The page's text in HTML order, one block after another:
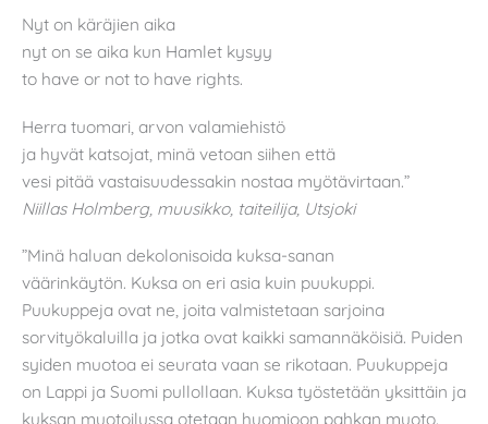
Nyt on käräjien aika
nyt on se aika kun Hamlet kysyy
to have or not to have rights.
Herra tuomari, arvon valamiehistö
ja hyvät katsojat, minä vetoan siihen että
vesi pitää vastaisuudessakin nostaa myötävirtaan.”
Niillas Holmberg, muusikko, taiteilija, Utsjoki
”Minä haluan dekolonisoida kuksa-sanan
väärinkäytön. Kuksa on eri asia kuin puukuppi.
Puukuppeja ovat ne, joita valmistetaan sarjoina
sorvityökaluilla ja jotka ovat kaikki samannäköisiä. Puiden
syiden muotoa ei seurata vaan se rikotaan. Puukuppeja
on Lappi ja Suomi pullollaan. Kuksa työstetään yksittäin ja
kuksan muotoilussa otetaan huomioon pahkan muoto.